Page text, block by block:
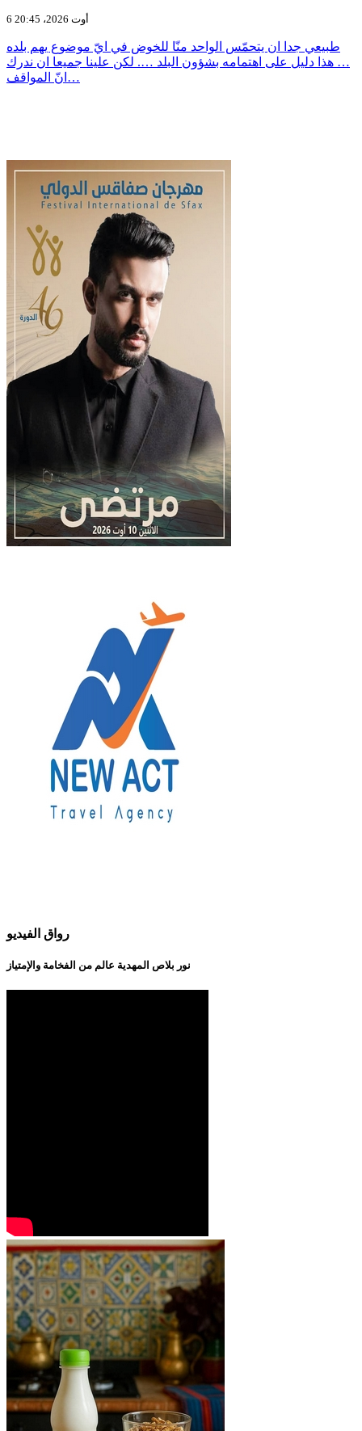
6 أوت 2026، 20:45
طبيعي جدا ان يتحمّس الواحد منّا للخوض في ايّ موضوع يهم بلده
… هذا دليل على اهتمامه بشؤون البلد …. لكن علينا جميعا ان ندرك
انّ المواقف…
رواق الفيديو
نور بلاص المهدية عالم من الفخامة والإمتياز